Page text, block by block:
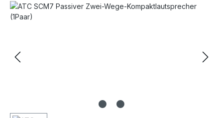
Bildergalerie überspringen